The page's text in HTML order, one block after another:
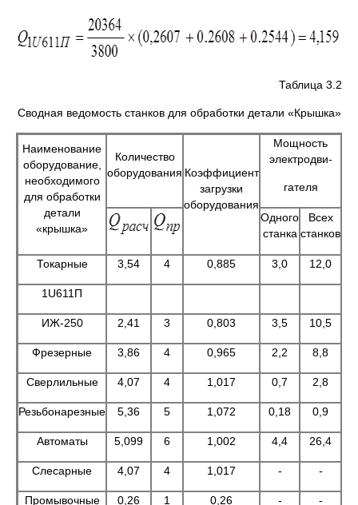
Таблица 3.2
Сводная ведомость станков для обработки детали «Крышка»
Наименование
оборудование,
необходимого
для обработки
детали
«крышка»
Количество
оборудования Коэффициент
загрузки
оборудования
Мощность
электродви-
гателя
Одного
станка
Всех
станков
Токарные 3,54 4 0,885 3,0 12,0
1U611П
ИЖ-250 2,41 3 0,803 3,5 10,5
Фрезерные 3,86 4 0,965 2,2 8,8
Сверлильные 4,07 4 1,017 0,7 2,8
Резьбонарезные 5,36 5 1,072 0,18 0,9
Автоматы 5,099 6 1,002 4,4 26,4
Слесарные 4,07 4 1,017 - -
Промывочные 0,26 1 0,26 - -